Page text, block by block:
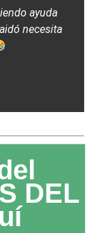
ayuda
necesita
DEL